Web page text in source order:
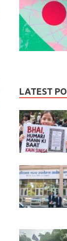
LATEST